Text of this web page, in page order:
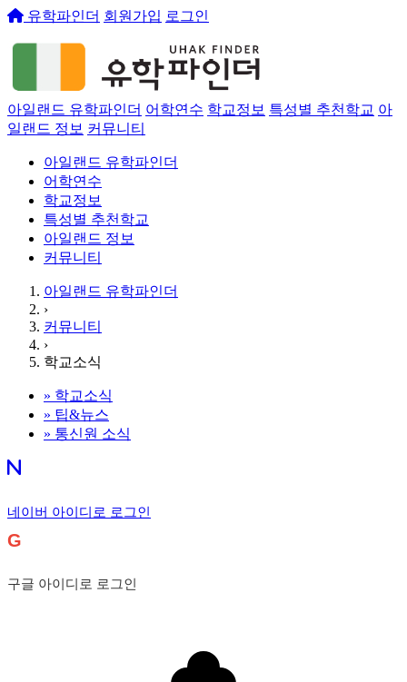
유학파인더 회원가입 로그인
아일랜드 유학파인더 어학연수 학교정보 특성별 추천학교 아
일랜드 정보 커뮤니티
아일랜드 유학파인더
어학연수
학교정보
특성별 추천학교
아일랜드 정보
커뮤니티
아일랜드 유학파인더
›
커뮤니티
›
학교소식
» 학교소식
» 팁&뉴스
» 통신원 소식
네이버 아이디로 로그인
G
구글 아이디로 로그인